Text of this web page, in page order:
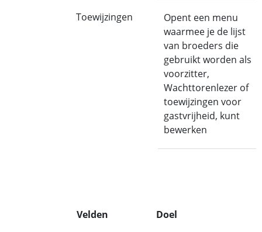
Toewijzingen
Opent een menu
waarmee je de lijst
van broeders die
gebruikt worden als
voorzitter,
Wachttorenlezer of
toewijzingen voor
gastvrijheid, kunt
bewerken
Velden Doel